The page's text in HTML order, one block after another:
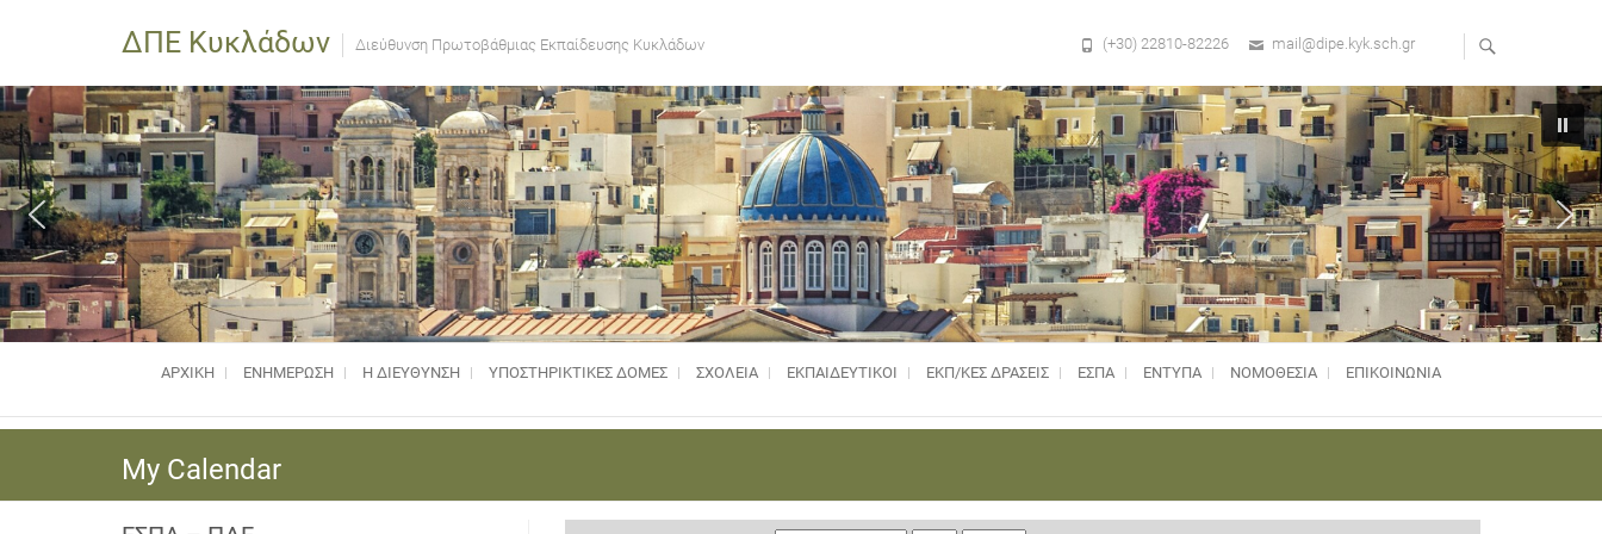
ΔΠΕ Κυκλάδων Διεύθυνση Πρωτοβάθμιας Εκπαίδευσης Κυκλάδων (+30) 22810-82226 mail@dipe.kyk.sch.gr
ΑΡΧΙΚΗ ΕΝΗΜΈΡΩΣΗ Η ΔΙΕΥΘΥΝΣΗ ΥΠΟΣΤΗΡΙΚΤΙΚΈΣ ΔΟΜΈΣ ΣΧΟΛΕΙΑ ΕΚΠΑΙΔΕΥΤΙΚΟΙ ΕΚΠ/ΚΕΣ ΔΡΑΣΕΙΣ ΕΣΠΑ ΕΝΤΥΠΑ ΝΟΜΟΘΕΣΊΑ ΕΠΙΚΟΙΝΩΝΙΑ
My Calendar